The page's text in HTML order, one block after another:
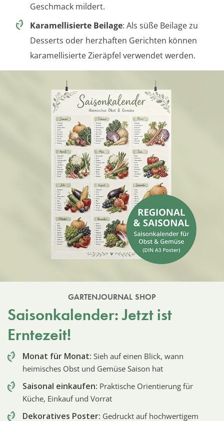
Geschmack mildert.
Karamellisierte Beilage: Als süße Beilage zu
Desserts oder herzhaften Gerichten können
karamellisierte Zieräpfel verwendet werden.
GARTENJOURNAL SHOP
Saisonkalender: Jetzt ist
Erntezeit!
Monat für Monat: Sieh auf einen Blick, wann
heimisches Obst und Gemüse Saison hat
Saisonal einkaufen: Praktische Orientierung für
Küche, Einkauf und Vorrat
Dekoratives Poster: Gedruckt auf hochwertigem